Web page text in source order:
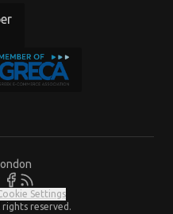
Settings
rights reserved.